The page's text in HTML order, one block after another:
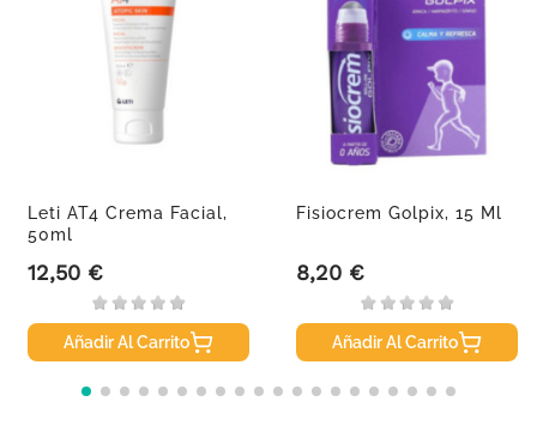
Leti AT4 Crema Facial,
50ml
Precio
12,50 €
Añadir Al Carrito
Fisiocrem Golpix, 15 Ml
Precio
8,20 €
Añadir Al Carrito